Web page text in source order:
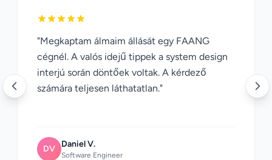
"Megkaptam álmaim állását egy FAANG
cégnél. A valós idejű tippek a system design
interjú során döntőek voltak. A kérdező
számára teljesen láthatatlan."
DV Daniel V.
Software Engineer